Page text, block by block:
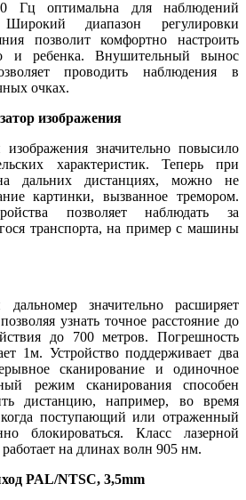
Гц оптимальна для наблюдений
диапазон регулировки
позволит комфортно настроить
и ребенка. Внушительный вынос
проводить наблюдения в
очках.
изображения
значительно повысило
характеристик. Теперь при
дальних дистанциях, можно не
картинки, вызванное тремором.
позволяет наблюдать за
транспорта, на пример с машины
значительно расширяет
узнать точное расстояние до
до 700 метров. Погрешность
1м. Устройство поддерживает два
сканирование и одиночное
режим сканирования способен
дистанцию, например, во время
поступающий или отраженный
блокироваться. Класс лазерной
на длинах волн 905 нм.
PAL/NTSC, 3,5mm